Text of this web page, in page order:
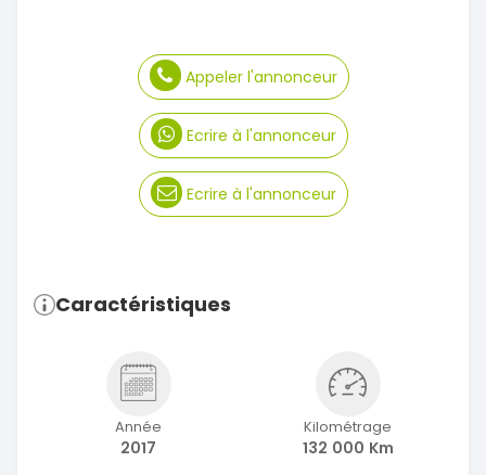
Appeler l'annonceur
Ecrire à l'annonceur
Ecrire à l'annonceur
Caractéristiques
Année
2017
Kilométrage
132 000 Km